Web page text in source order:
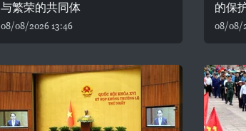
与繁荣的共同体
08/08/2026 13:46
的保
08/08/